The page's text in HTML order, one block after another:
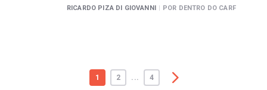
RICARDO PIZA DI GIOVANNI | POR DENTRO DO CARF
1 2 ... 4